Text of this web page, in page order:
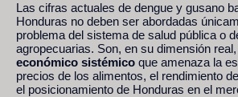
Las cifras actuales de dengue y gusano
Honduras no deben ser abordadas
problema del sistema de salud pública o
agropecuarias. Son, en su dimensión
económico sistémico que amenaza la
precios de los alimentos, el rendimiento
el posicionamiento de Honduras en el